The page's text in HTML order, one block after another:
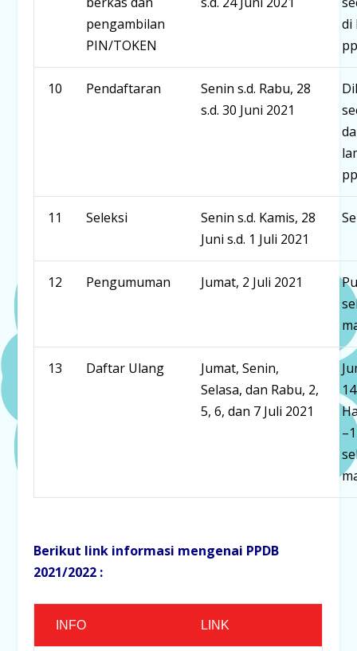
pengambilan
PIN/TOKEN
di
10 Pendaftaran
Senin s.d. Rabu, 28
s.d. 30 Juni 2021
11 Seleksi
Senin s.d. Kamis, 28
Juni s.d. 1 Juli 2021
12 Pengumuman Jumat, 2 Juli 2021
13 Daftar Ulang
Jumat, Senin,
Selasa, dan Rabu, 2,
5, 6, dan 7 Juli 2021
Berikut link informasi mengenai PPDB
2021/2022 :
INFO LINK